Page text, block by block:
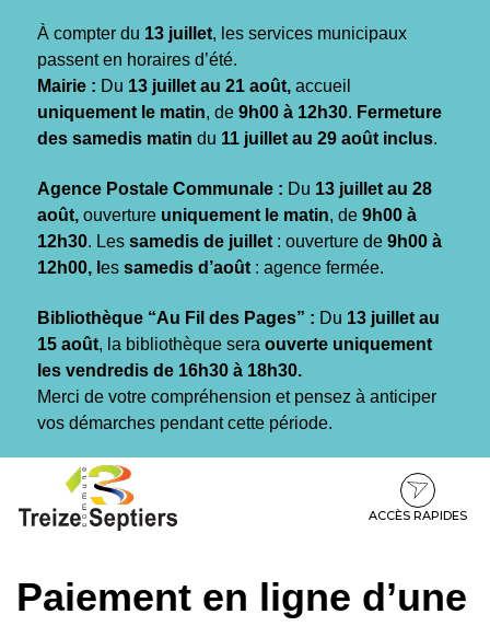
À compter du 13 juillet, les services municipaux
passent en horaires d’été.
Mairie : Du 13 juillet au 21 août, accueil
uniquement le matin, de 9h00 à 12h30. Fermeture
des samedis matin du 11 juillet au 29 août inclus.
Agence Postale Communale : Du 13 juillet au 28
août, ouverture uniquement le matin, de 9h00 à
12h30. Les samedis de juillet : ouverture de 9h00 à
12h00, l es samedis d’août : agence fermée.
Bibliothèque “Au Fil des Pages” : Du 13 juillet au
15 août, la bibliothèque sera ouverte uniquement
les vendredis de 16h30 à 18h30.
Merci de votre compréhension et pensez à anticiper
vos démarches pendant cette période.
contenu
pied
ACCÈS RAPIDES
Paiement en ligne d’une